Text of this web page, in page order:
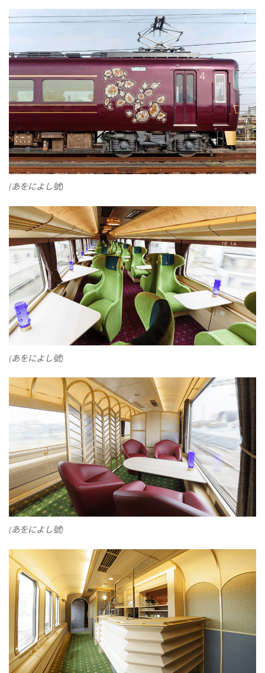
(あをによし號)
(あをによし號)
(あをによし號)